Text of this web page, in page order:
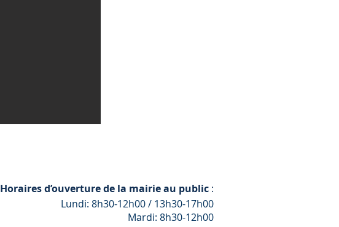
Horaires d’ouverture de la mairie au public :
Lundi: 8h30-12h00 / 13h30-17h00
Mardi: 8h30-12h00